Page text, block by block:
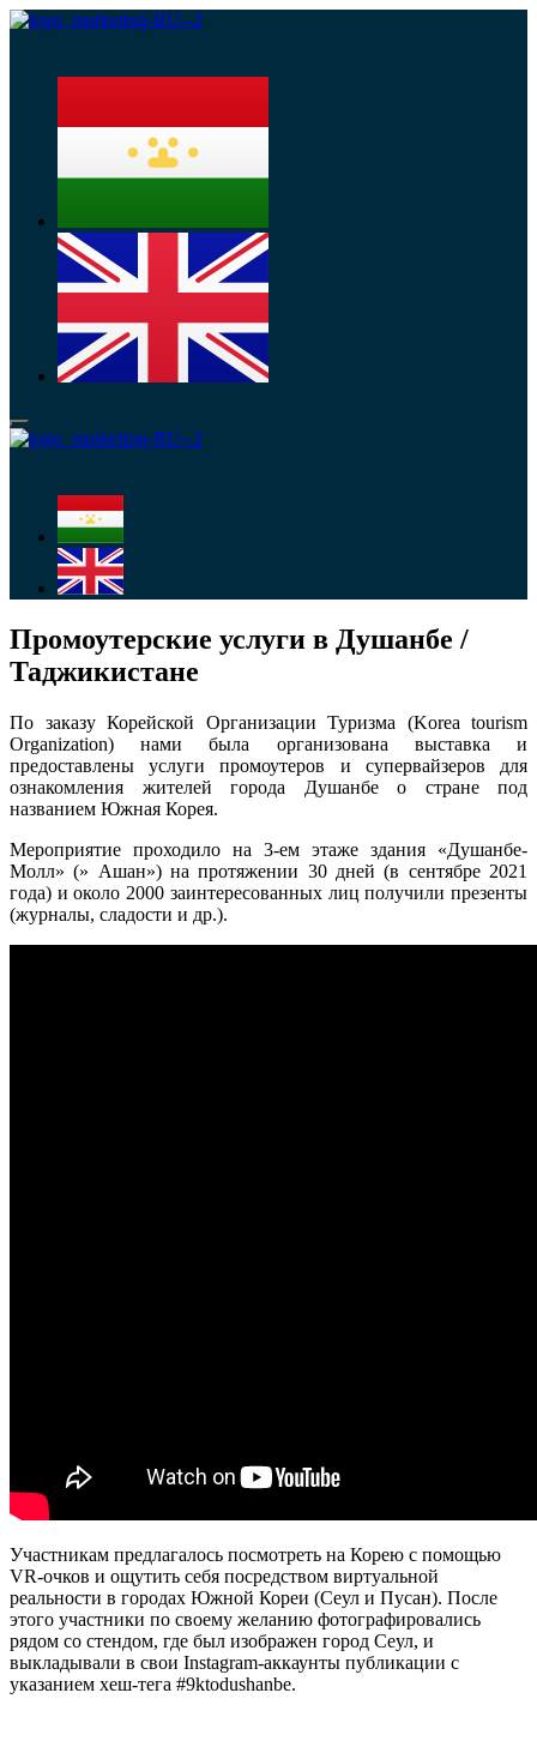
Промоутерские услуги в Душанбе /
Таджикистане
По заказу Корейской Организации Туризма (Korea tourism
Organization) нами была организована выставка и
предоставлены услуги промоутеров и супервайзеров для
ознакомления жителей города Душанбе о стране под
названием Южная Корея.
Мероприятие проходило на 3-ем этаже здания «Душанбе-
Молл» (» Ашан») на протяжении 30 дней (в сентябре 2021
года) и около 2000 заинтересованных лиц получили презенты
(журналы, сладости и др.).
Участникам предлагалось посмотреть на Корею с помощью
VR-очков и ощутить себя посредством виртуальной
реальности в городах Южной Кореи (Сеул и Пусан). После
этого участники по своему желанию фотографировались
рядом со стендом, где был изображен город Сеул, и
выкладывали в свои Instagram-аккаунты публикации с
указанием хеш-тега #9ktodushanbe.